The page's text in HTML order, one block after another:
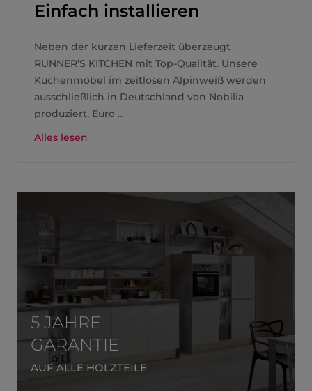
Einfach installieren
Neben der kurzen Lieferzeit überzeugt
RUNNER’S KITCHEN mit Top-Qualität. Unsere
Küchenmöbel im zeitlosen Alpinweiß werden
ausschließlich in Deutschland von Nobilia
produziert, Euro ...
Alles lesen
5 JAHRE
GARANTIE
AUF ALLE HOLZTEILE